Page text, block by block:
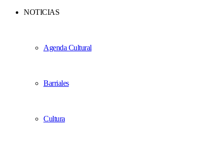
NOTICIAS
Agenda Cultural
Barriales
Cultura